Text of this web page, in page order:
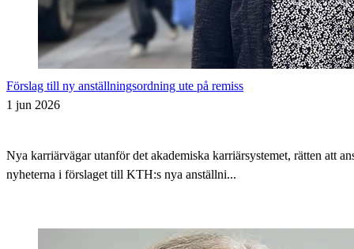
Förslag till ny anställningsordning ute på remiss
1 jun 2026
Nya karriärvägar utanför det akademiska karriärsystemet, rätten att
nyheterna i förslaget till KTH:s nya anställni...